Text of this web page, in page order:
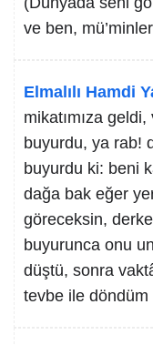
ve ben,
Elmalılı Hamdi
mikatımıza
buyurdu, ya rab!
buyurdu ki: beni
dağa bak eğer
göreceksin,
buyurunca onu
düştü, sonra
tevbe ile döndüm